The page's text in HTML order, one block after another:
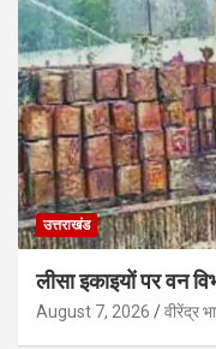
उत्तराखंड
लीसा इकाइयों पर वन
August 7, 2026 वीरेंद्र